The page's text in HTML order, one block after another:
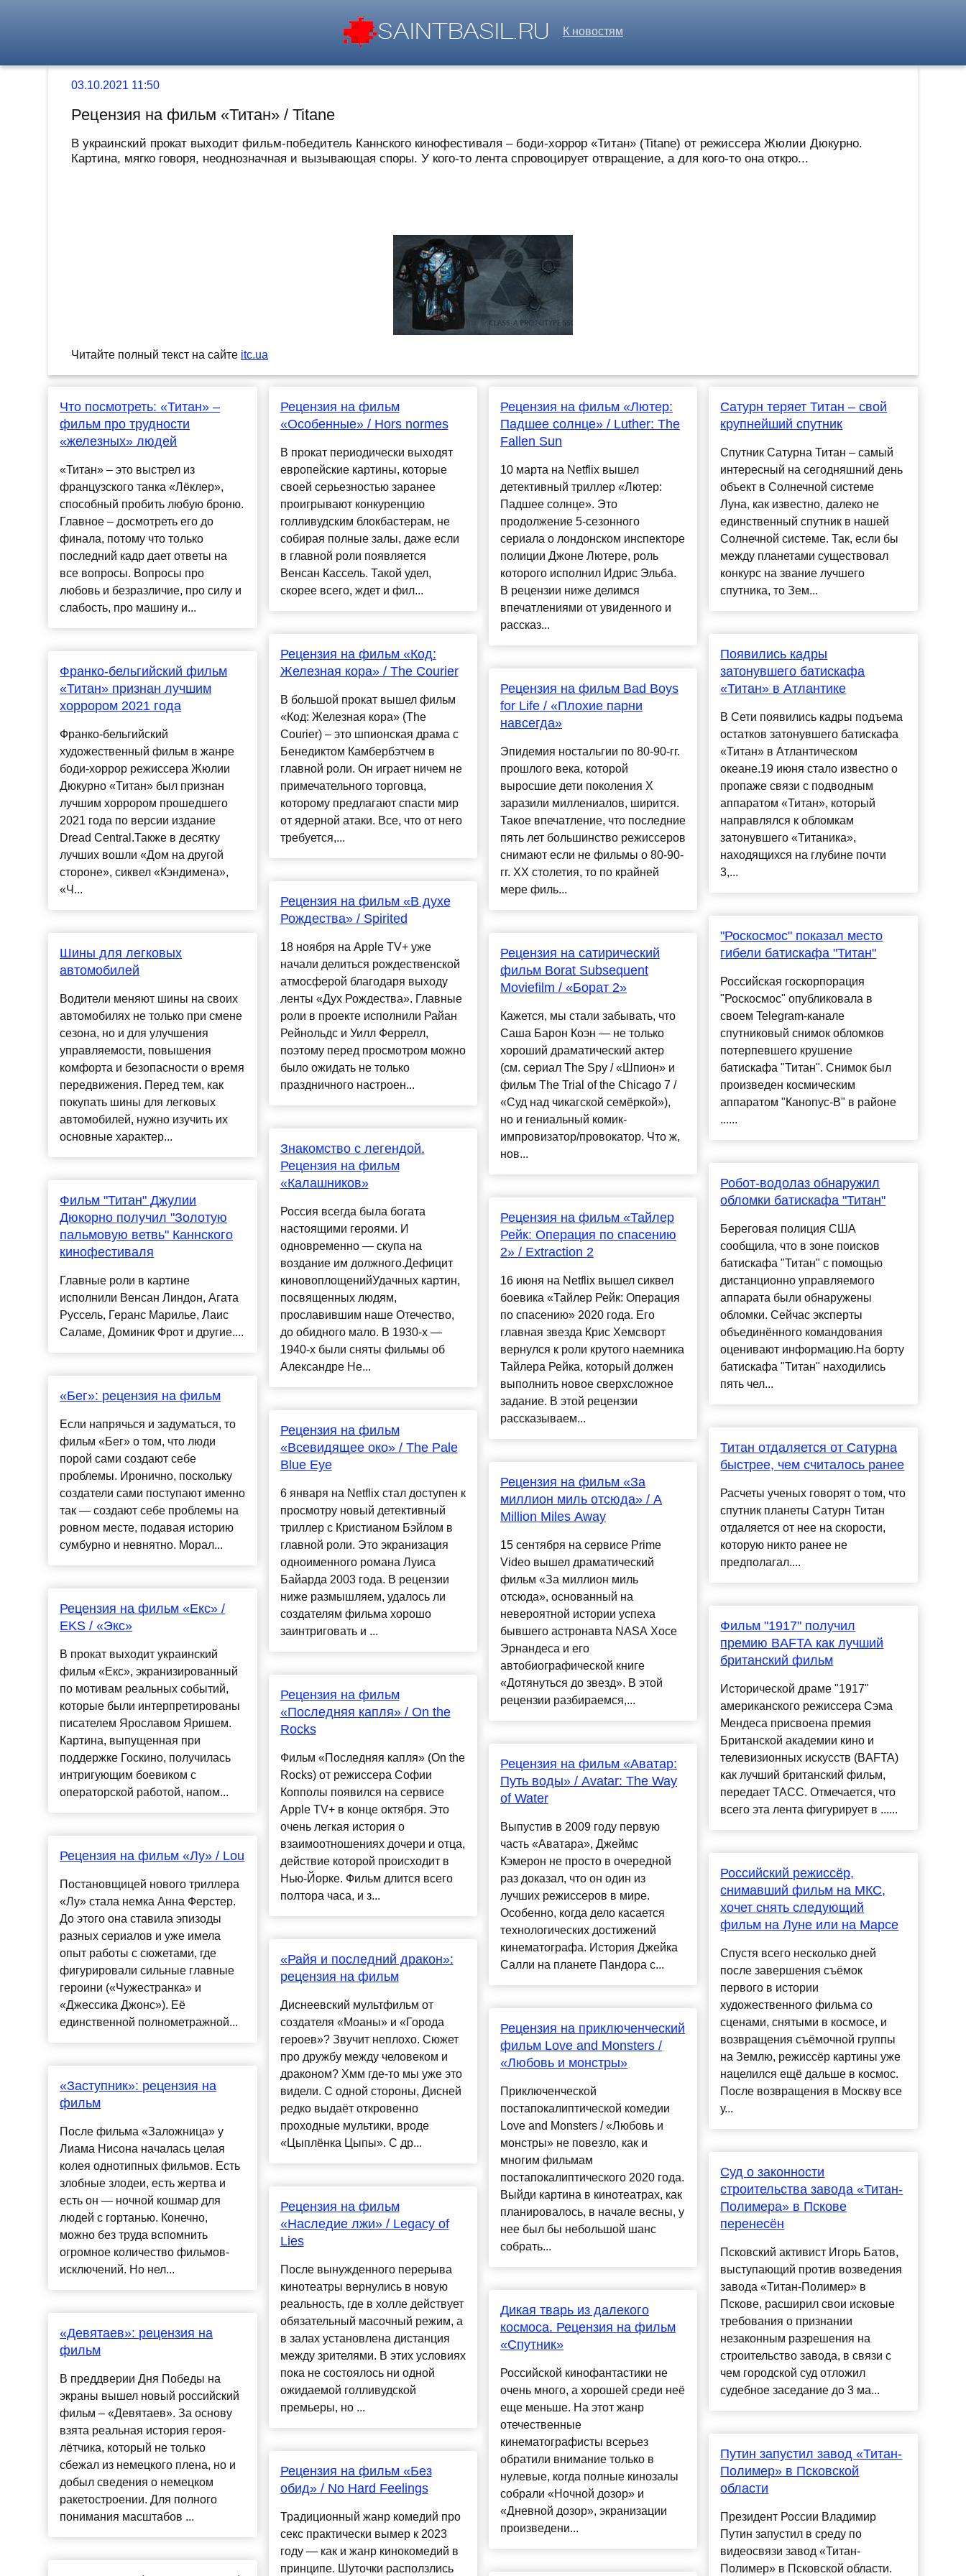
К новостям
03.10.2021 11:50
Рецензия на фильм «Титан» / Titane
В украинский прокат выходит фильм-победитель Каннского кинофестиваля – боди-хоррор «Титан» (Titane) от режиссера Жюлии Дюкурно.
Картина, мягко говоря, неоднозначная и вызывающая споры. У кого-то лента спровоцирует отвращение, а для кого-то она откро...
Читайте полный текст на сайте itc.ua
Что посмотреть: «Титан» –
фильм про трудности
«железных» людей
«Титан» – это выстрел из
французского танка «Лёклер»,
способный пробить любую броню.
Главное – досмотреть его до
финала, потому что только
последний кадр дает ответы на
все вопросы. Вопросы про
любовь и безразличие, про силу и
слабость, про машину и...
Франко-бельгийский фильм
«Титан» признан лучшим
хоррором 2021 года
Франко-бельгийский
художественный фильм в жанре
боди-хоррор режиссера Жюлии
Дюкурно «Титан» был признан
лучшим хоррором прошедшего
2021 года по версии издание
Dread Central.Также в десятку
лучших вошли «Дом на другой
стороне», сиквел «Кэндимена»,
«Ч...
Шины для легковых
автомобилей
Водители меняют шины на своих
автомобилях не только при смене
сезона, но и для улучшения
управляемости, повышения
комфорта и безопасности о время
передвижения. Перед тем, как
покупать шины для легковых
автомобилей, нужно изучить их
основные характер...
Фильм "Титан" Джулии
Дюкорно получил "Золотую
пальмовую ветвь" Каннского
кинофестиваля
Главные роли в картине
исполнили Венсан Линдон, Агата
Руссель, Геранс Марилье, Лаис
Саламе, Доминик Фрот и другие....
«Бег»: рецензия на фильм
Если напрячься и задуматься, то
фильм «Бег» о том, что люди
порой сами создают себе
проблемы. Иронично, поскольку
создатели сами поступают именно
так — создают себе проблемы на
ровном месте, подавая историю
сумбурно и невнятно. Морал...
Рецензия на фильм «Екс» /
EKS / «Экс»
В прокат выходит украинский
фильм «Екс», экранизированный
по мотивам реальных событий,
которые были интерпретированы
писателем Ярославом Яришем.
Картина, выпущенная при
поддержке Госкино, получилась
интригующим боевиком с
операторской работой, напом...
Рецензия на фильм «Лу» / Lou
Постановщицей нового триллера
«Лу» стала немка Анна Ферстер.
До этого она ставила эпизоды
разных сериалов и уже имела
опыт работы с сюжетами, где
фигурировали сильные главные
героини («Чужестранка» и
«Джессика Джонс»). Её
единственной полнометражной...
«Заступник»: рецензия на
фильм
После фильма «Заложница» у
Лиама Нисона началась целая
колея однотипных фильмов. Есть
злобные злодеи, есть жертва и
есть он — ночной кошмар для
людей с гортанью. Конечно,
можно без труда вспомнить
огромное количество фильмов-
исключений. Но нел...
«Девятаев»: рецензия на
фильм
В преддверии Дня Победы на
экраны вышел новый российский
фильм – «Девятаев». За основу
взята реальная история героя-
лётчика, который не только
сбежал из немецкого плена, но и
добыл сведения о немецком
ракетостроении. Для полного
понимания масштабов ...
Рецензия на фильм
«Особенные» / Hors normes
В прокат периодически выходят
европейские картины, которые
своей серьезностью заранее
проигрывают конкуренцию
голливудским блокбастерам, не
собирая полные залы, даже если
в главной роли появляется
Венсан Кассель. Такой удел,
скорее всего, ждет и фил...
Рецензия на фильм «Код:
Железная кора» / The Courier
В большой прокат вышел фильм
«Код: Железная кора» (The
Courier) – это шпионская драма с
Бенедиктом Камбербэтчем в
главной роли. Он играет ничем не
примечательного торговца,
которому предлагают спасти мир
от ядерной атаки. Все, что от него
требуется,...
Рецензия на фильм «В духе
Рождества» / Spirited
18 ноября на Apple TV+ уже
начали делиться рождественской
атмосферой благодаря выходу
ленты «Дух Рождества». Главные
роли в проекте исполнили Райан
Рейнольдс и Уилл Феррелл,
поэтому перед просмотром можно
было ожидать не только
праздничного настроен...
Знакомство с легендой.
Рецензия на фильм
«Калашников»
Россия всегда была богата
настоящими героями. И
одновременно — скупа на
воздание им должного.Дефицит
киновоплощенийУдачных картин,
посвященных людям,
прославившим наше Отечество,
до обидного мало. В 1930-х —
1940-х были сняты фильмы об
Александре Не...
Рецензия на фильм
«Всевидящее око» / The Pale
Blue Eye
6 января на Netflix стал доступен к
просмотру новый детективный
триллер с Кристианом Бэйлом в
главной роли. Это экранизация
одноименного романа Луиса
Байарда 2003 года. В рецензии
ниже размышляем, удалось ли
создателям фильма хорошо
заинтриговать и ...
Рецензия на фильм
«Последняя капля» / On the
Rocks
Фильм «Последняя капля» (On the
Rocks) от режиссера Софии
Копполы появился на сервисе
Apple TV+ в конце октября. Это
очень легкая история о
взаимоотношениях дочери и отца,
действие которой происходит в
Нью-Йорке. Фильм длится всего
полтора часа, и з...
«Райя и последний дракон»:
рецензия на фильм
Диснеевский мультфильм от
создателя «Моаны» и «Города
героев»? Звучит неплохо. Сюжет
про дружбу между человеком и
драконом? Хмм где-то мы уже это
видели. С одной стороны, Дисней
редко выдаёт откровенно
проходные мультики, вроде
«Цыплёнка Цыпы». С др...
Рецензия на фильм
«Наследие лжи» / Legacy of
Lies
После вынужденного перерыва
кинотеатры вернулись в новую
реальность, где в холле действует
обязательный масочный режим, а
в залах установлена дистанция
между зрителями. В этих условиях
пока не состоялось ни одной
ожидаемой голливудской
премьеры, но ...
Рецензия на фильм «Без
обид» / No Hard Feelings
Традиционный жанр комедий про
секс практически вымер к 2023
году — как и жанр кинокомедий в
принципе. Шуточки расползлись
Рецензия на фильм «Лютер:
Падшее солнце» / Luther: The
Fallen Sun
10 марта на Netflix вышел
детективный триллер «Лютер:
Падшее солнце». Это
продолжение 5-сезонного
сериала о лондонском инспекторе
полиции Джоне Лютере, роль
которого исполнил Идрис Эльба.
В рецензии ниже делимся
впечатлениями от увиденного и
рассказ...
Рецензия на фильм Bad Boys
for Life / «Плохие парни
навсегда»
Эпидемия ностальгии по 80-90-гг.
прошлого века, которой
выросшие дети поколения X
заразили миллениалов, ширится.
Такое впечатление, что последние
пять лет большинство режиссеров
снимают если не фильмы о 80-90-
гг. XX столетия, то по крайней
мере филь...
Рецензия на сатирический
фильм Borat Subsequent
Moviefilm / «Борат 2»
Кажется, мы стали забывать, что
Саша Барон Коэн — не только
хороший драматический актер
(см. сериал The Spy / «Шпион» и
фильм The Trial of the Chicago 7 /
«Суд над чикагской семёркой»),
но и гениальный комик-
импровизатор/провокатор. Что ж,
нов...
Рецензия на фильм «Тайлер
Рейк: Операция по спасению
2» / Extraction 2
16 июня на Netflix вышел сиквел
боевика «Тайлер Рейк: Операция
по спасению» 2020 года. Его
главная звезда Крис Хемсворт
вернулся к роли крутого наемника
Тайлера Рейка, который должен
выполнить новое сверхсложное
задание. В этой рецензии
рассказываем...
Рецензия на фильм «За
миллион миль отсюда» / A
Million Miles Away
15 сентября на сервисе Prime
Video вышел драматический
фильм «За миллион миль
отсюда», основанный на
невероятной истории успеха
бывшего астронавта NASA Хосе
Эрнандеса и его
автобиографической книге
«Дотянуться до звезд». В этой
рецензии разбираемся,...
Рецензия на фильм «Аватар:
Путь воды» / Avatar: The Way
of Water
Выпустив в 2009 году первую
часть «Аватара», Джеймс
Кэмерон не просто в очередной
раз доказал, что он один из
лучших режиссеров в мире.
Особенно, когда дело касается
технологических достижений
кинематографа. История Джейка
Салли на планете Пандора с...
Рецензия на приключенческий
фильм Love and Monsters /
«Любовь и монстры»
Приключенческой
постапокалиптической комедии
Love and Monsters / «Любовь и
монстры» не повезло, как и
многим фильмам
постапокалиптического 2020 года.
Выйди картина в кинотеатрах, как
планировалось, в начале весны, у
нее был бы небольшой шанс
собрать...
Дикая тварь из далекого
космоса. Рецензия на фильм
«Спутник»
Российской кинофантастики не
очень много, а хорошей среди неё
еще меньше. На этот жанр
отечественные
кинематографисты всерьез
обратили внимание только в
нулевые, когда полные кинозалы
собрали «Ночной дозор» и
«Дневной дозор», экранизации
произведени...
Сатурн теряет Титан – свой
крупнейший спутник
Спутник Сатурна Титан – самый
интересный на сегодняшний день
объект в Солнечной системе
Луна, как известно, далеко не
единственный спутник в нашей
Солнечной системе. Так, если бы
между планетами существовал
конкурс на звание лучшего
спутника, то Зем...
Появились кадры
затонувшего батискафа
«Титан» в Атлантике
В Сети появились кадры подъема
остатков затонувшего батискафа
«Титан» в Атлантическом
океане.19 июня стало известно о
пропаже связи с подводным
аппаратом «Титан», который
направлялся к обломкам
затонувшего «Титаника»,
находящихся на глубине почти
3,...
"Роскосмос" показал место
гибели батискафа "Титан"
Российская госкорпорация
"Роскосмос" опубликовала в
своем Telegram-канале
спутниковый снимок обломков
потерпевшего крушение
батискафа "Титан". Снимок был
произведен космическим
аппаратом "Канопус-В" в районе
......
Робот-водолаз обнаружил
обломки батискафа "Титан"
Береговая полиция США
сообщила, что в зоне поисков
батискафа "Титан" с помощью
дистанционно управляемого
аппарата были обнаружены
обломки. Сейчас эксперты
объединённого командования
оценивают информацию.На борту
батискафа "Титан" находились
пять чел...
Титан отдаляется от Сатурна
быстрее, чем считалось ранее
Расчеты ученых говорят о том, что
спутник планеты Сатурн Титан
отдаляется от нее на скорости,
которую никто ранее не
предполагал....
Фильм "1917" получил
премию BAFTA как лучший
британский фильм
Исторической драме "1917"
американского режиссера Сэма
Мендеса присвоена премия
Британской академии кино и
телевизионных искусств (BAFTA)
как лучший британский фильм,
передает ТАСС. Отмечается, что
всего эта лента фигурирует в ......
Российский режиссёр,
снимавший фильм на МКС,
хочет снять следующий
фильм на Луне или на Марсе
Спустя всего несколько дней
после завершения съёмок
первого в истории
художественного фильма со
сценами, снятыми в космосе, и
возвращения съёмочной группы
на Землю, режиссёр картины уже
нацелился ещё дальше в космос.
После возвращения в Москву все
у...
Суд о законности
строительства завода «Титан-
Полимера» в Пскове
перенесён
Псковский активист Игорь Батов,
выступающий против возведения
завода «Титан-Полимер» в
Пскове, расширил свои исковые
требования о признании
незаконным разрешения на
строительство завода, в связи с
чем городской суд отложил
судебное заседание до 3 ма...
Путин запустил завод «Титан-
Полимер» в Псковской
области
Президент России Владимир
Путин запустил в среду по
видеосвязи завод «Титан-
Полимер» в Псковской области.